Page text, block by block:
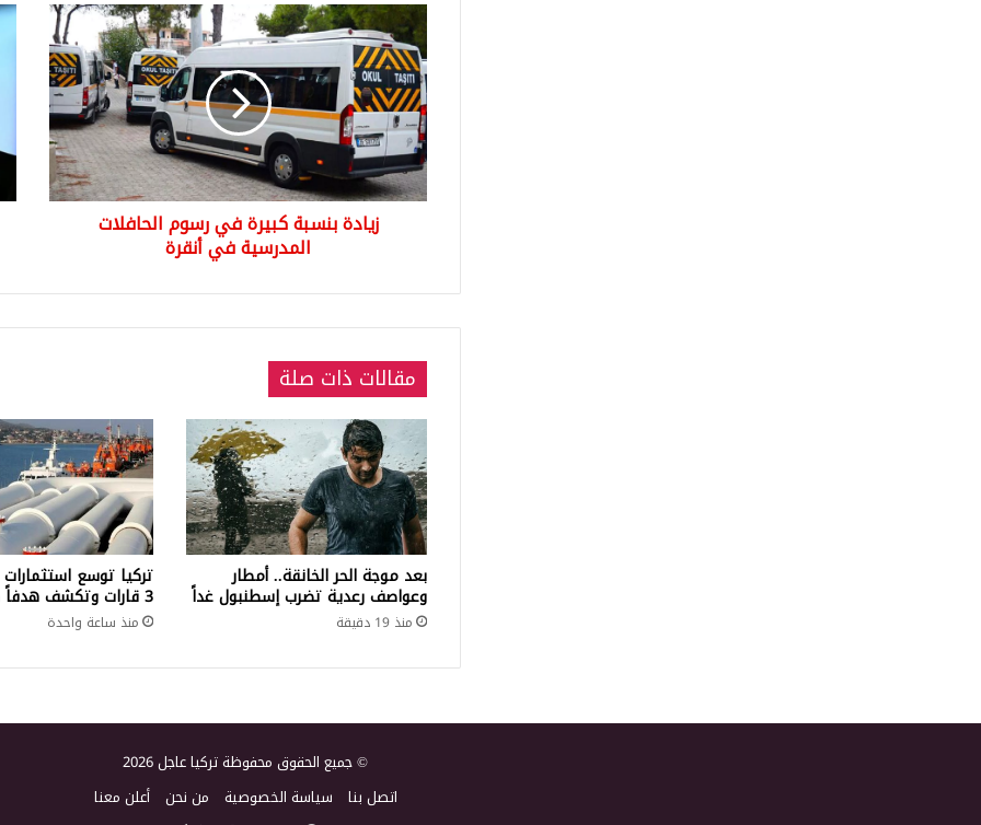
زيادة
بنسبة
كبيرة
في
رسوم
الحافلات
المدرسية
في
أنقرة
زيادة بنسبة كبيرة في رسوم الحافلات
المدرسية في أنقرة
مقالات ذات صلة
بعد موجة الحر الخانقة.. أمطار
وعواصف رعدية تضرب إسطنبول غداً
منذ 19 دقيقة
تركيا توسع
3 قارات وتكشف هدفاً كبيراً
منذ ساعة واحدة
© جميع الحقوق محفوظة تركيا عاجل 2026
اتصل بنا سياسة الخصوصية من نحن أعلن معنا